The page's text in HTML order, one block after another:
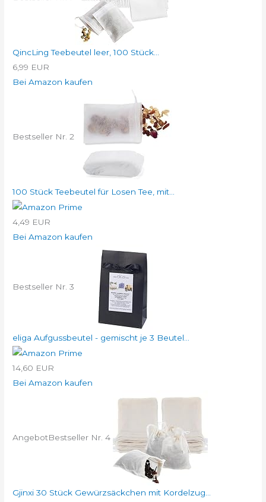
QincLing Teebeutel leer, 100 Stück...
6,99 EUR
Bei Amazon kaufen
Bestseller Nr. 2
100 Stück Teebeutel für Losen Tee, mit...
4,49 EUR
Bei Amazon kaufen
Bestseller Nr. 3
eliga Aufgussbeutel - gemischt je 3 Beutel...
14,60 EUR
Bei Amazon kaufen
AngebotBestseller Nr. 4
Gjinxi 30 Stück Gewürzsäckchen mit Kordelzug...